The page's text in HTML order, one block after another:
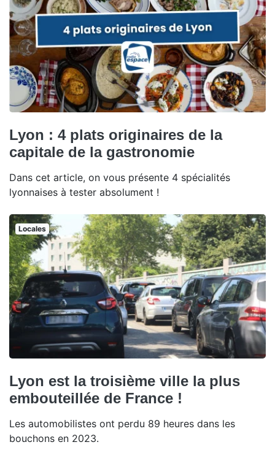
Lyon : 4 plats originaires de la
capitale de la gastronomie
Dans cet article, on vous présente 4 spécialités
lyonnaises à tester absolument !
Locales
Lyon est la troisième ville la plus
embouteillée de France !
Les automobilistes ont perdu 89 heures dans les
bouchons en 2023.